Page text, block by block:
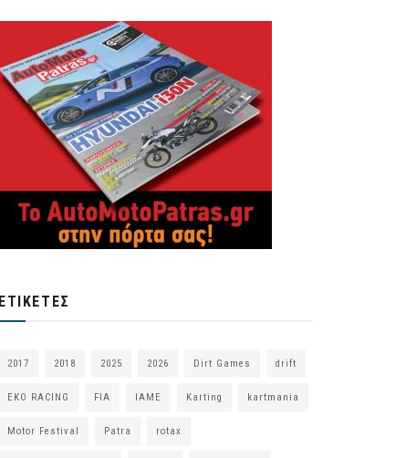
ΕΤΙΚΈΤΕΣ
2017 2018 2025 2026 Dirt Games drift
EKO RACING FIA IAME Karting kartmania
Motor Festival Patra rotax